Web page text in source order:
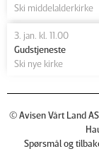
Ski middelalderkirke
3. jan. kl. 11.00
Gudstjeneste
Ski nye kirke
© Avisen Vårt Land
Spørsmål og